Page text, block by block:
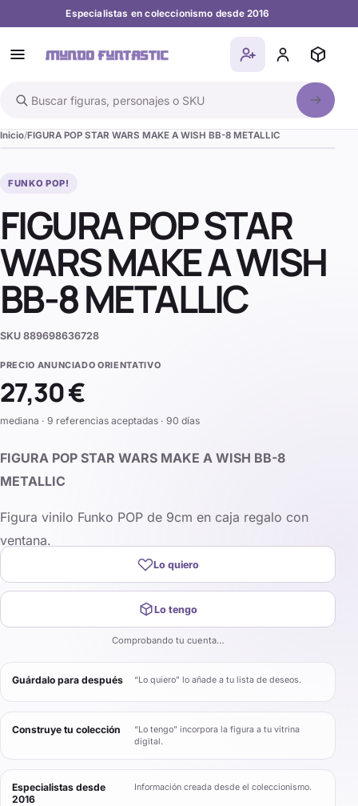
Especialistas en coleccionismo desde 2016
Buscar en el catálogo
Inicio FIGURA POP STAR WARS MAKE A WISH BB-8 METALLIC
FUNKO POP!
FIGURA POP STAR
WARS MAKE A WISH
BB-8 METALLIC
SKU 889698636728
PRECIO ANUNCIADO ORIENTATIVO
27,30 €
mediana · 9 referencias aceptadas · 90 días
FIGURA POP STAR WARS MAKE A WISH BB-8
METALLIC
Figura vinilo Funko POP de 9cm en caja regalo con
ventana.
Lo quiero
Lo tengo
Comprobando tu cuenta…
Guárdalo para después “Lo quiero” lo añade a tu lista de deseos.
Construye tu colección
“Lo tengo” incorpora la figura a tu vitrina
digital.
Especialistas desde
2016
Información creada desde el coleccionismo.